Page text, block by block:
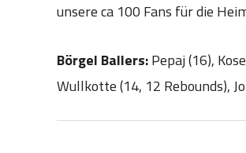
unsere ca 100 Fans für die
Börgel Ballers:Pepaj (16),
Wullkotte (14, 12 Rebounds),